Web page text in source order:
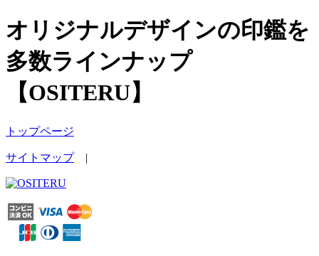
オリジナルデザインの印鑑を
多数ラインナップ
【OSITERU】
トップページ
サイトマップ|